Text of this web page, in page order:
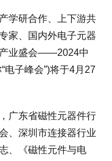
研合作、上下游共
家、国内外电子元器
产业盛会——2024中
电子峰会”)将于4月27
东省磁性元器件行
、深圳市连接器行业
、《磁性元件与电